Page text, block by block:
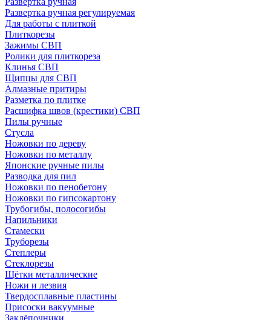
Развертка ручная регулируемая
Для работы с плиткой
Плиткорезы
Зажимы СВП
Ролики для плиткореза
Клинья СВП
Щипцы для СВП
Алмазные притиры
Разметка по плитке
Расшифка швов (крестики) СВП
Пилы ручные
Стусла
Ножовки по дереву
Ножовки по металлу
Японские ручные пилы
Разводка для пил
Ножовки по пенобетону
Ножовки по гипсокартону
Трубогибы, полосогибы
Напильники
Стамески
Труборезы
Степлеры
Стеклорезы
Щётки металлические
Ножи и лезвия
Твердосплавные пластины
Присоски вакуумные
Заклёпочники